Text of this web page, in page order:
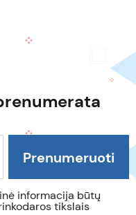
informacija būtų
tikslais